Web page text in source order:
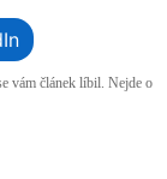
vám článek líbil. Nejde o